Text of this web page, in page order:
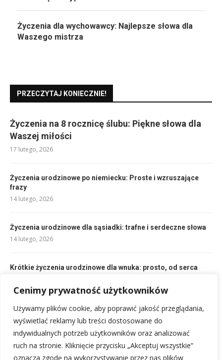
Cenimy prywatność użytkowników
Używamy plików cookie, aby poprawić jakość przeglądania,
wyświetlać reklamy lub treści dostosowane do
indywidualnych potrzeb użytkowników oraz analizować
ruch na stronie. Kliknięcie przycisku „Akceptuj wszystkie”
oznacza zgodę na wykorzystywanie przez nas plików
Życzenia dla wychowawcy: Najlepsze słowa dla
Waszego mistrza
PRZECZYTAJ KONIECZNIE!
Życzenia na 8 rocznicę ślubu: Piękne słowa dla
Waszej miłości
17 lutego, 2026
Życzenia urodzinowe po niemiecku: Proste i wzruszające
frazy
14 lutego, 2026
Życzenia urodzinowe dla sąsiadki: trafne i serdeczne słowa
14 lutego, 2026
Krótkie życzenia urodzinowe dla wnuka: prosto, od serca
Podziękowania za życzenia imieninowe: Skuteczny sposób
na wyrażenie wdzięczności
15 lutego, 2026